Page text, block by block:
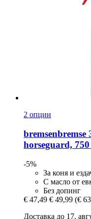
2 опции
bremsenbremse
horseguard,
-5%
За коня и
С масло от
Без допинг
€ 47,49 € 49,99 (€
Доставка до 17.